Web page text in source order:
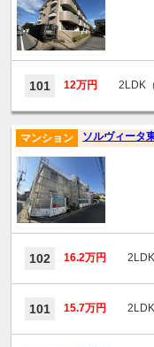
101 12万円 2LDK
ソルヴィータ
マンション
102 16.2万円
101 15.7万円